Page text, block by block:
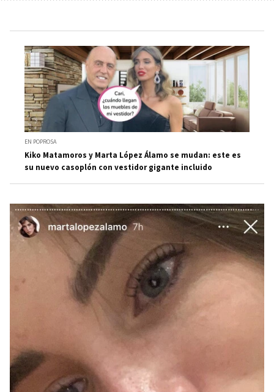
EN POPROSA
Kiko Matamoros y Marta López Álamo se mudan: este es
su nuevo casoplón con vestidor gigante incluido